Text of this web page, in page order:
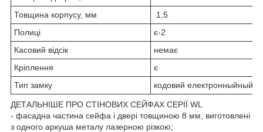
Товщина корпусу, мм
1,5
Полиці
є-2
Касовий відсік
немає
Кріплення
є
Тип замку
кодовий електронныйный
ДЕТАЛЬНІШЕ ПРО СТІНОВИХ СЕЙФАХ СЕРІЇ WL
- фасадна частина сейфа і двері товщиною 8 мм, виготовлені
з одного аркуша металу лазерною різкою;